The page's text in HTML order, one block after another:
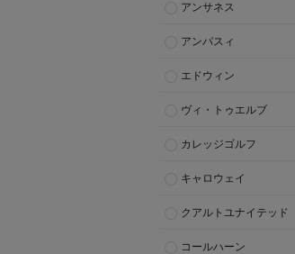
アンサネス
アンパスィ
エドウィン
ヴィ・トゥエルブ
カレッジゴルフ
キャロウェイ
クアルトユナイテッド
コールハーン